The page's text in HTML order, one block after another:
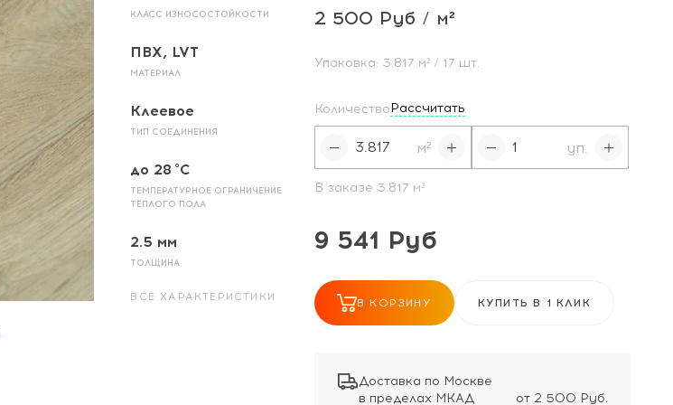
КЛАСС ИЗНОСОСТОЙКОСТИ
ПВХ, LVT
МАТЕРИАЛ
Клеевое
ТИП СОЕДИНЕНИЯ
до 28 °C
ТЕМПЕРАТУРНОЕ ОГРАНИЧЕНИЕ
ТЁПЛОГО ПОЛА
2.5 мм
ТОЛЩИНА
ВСЕ ХАРАКТЕРИСТИКИ
2 500 Руб / м²
Упаковка: 3.817 м² / 17 шт.
КоличествоРассчитать
м² уп.
В заказе 3.817 м²
9 541 Руб
В КОРЗИНУ КУПИТЬ В 1 КЛИК
Доставка по Москве
в пределах МКАД
от 2 500 Руб.